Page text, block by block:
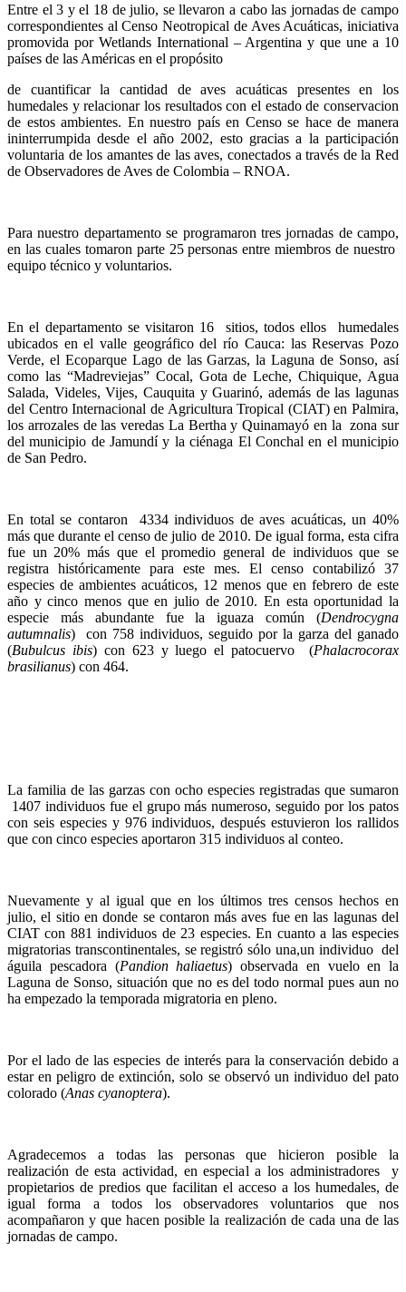
Entre el 3 y el 18 de julio, se llevaron a cabo las jornadas de campo
correspondientes al Censo Neotropical de Aves Acuáticas, iniciativa
promovida por Wetlands International – Argentina y que une a 10
países de las Américas en el propósito
de cuantificar la cantidad de aves acuáticas presentes en los
humedales y relacionar los resultados con el estado de conservacion
de estos ambientes. En nuestro país en Censo se hace de manera
ininterrumpida desde el año 2002, esto gracias a la participación
voluntaria de los amantes de las aves, conectados a través de la Red
de Observadores de Aves de Colombia – RNOA.
Para nuestro departamento se programaron tres jornadas de campo,
en las cuales tomaron parte 25 personas entre miembros de nuestro
equipo técnico y voluntarios.
En el departamento se visitaron 16 sitios, todos ellos humedales
ubicados en el valle geográfico del río Cauca: las Reservas Pozo
Verde, el Ecoparque Lago de las Garzas, la Laguna de Sonso, así
como las “Madreviejas” Cocal, Gota de Leche, Chiquique, Agua
Salada, Videles, Vijes, Cauquita y Guarinó, además de las lagunas
del Centro Internacional de Agricultura Tropical (CIAT) en Palmira,
los arrozales de las veredas La Bertha y Quinamayó en la zona sur
del municipio de Jamundí y la ciénaga El Conchal en el municipio
de San Pedro.
En total se contaron 4334 individuos de aves acuáticas, un 40%
más que durante el censo de julio de 2010. De igual forma, esta cifra
fue un 20% más que el promedio general de individuos que se
registra históricamente para este mes. El censo contabilizó 37
especies de ambientes acuáticos, 12 menos que en febrero de este
año y cinco menos que en julio de 2010. En esta oportunidad la
especie más abundante fue la iguaza común (Dendrocygna
autumnalis) con 758 individuos, seguido por la garza del ganado
(Bubulcus ibis) con 623 y luego el patocuervo (Phalacrocorax
brasilianus) con 464.
La familia de las garzas con ocho especies registradas que sumaron
1407 individuos fue el grupo más numeroso, seguido por los patos
con seis especies y 976 individuos, después estuvieron los rallidos
que con cinco especies aportaron 315 individuos al conteo.
Nuevamente y al igual que en los últimos tres censos hechos en
julio, el sitio en donde se contaron más aves fue en las lagunas del
CIAT con 881 individuos de 23 especies. En cuanto a las especies
migratorias transcontinentales, se registró sólo una,un individuo del
águila pescadora (Pandion haliaetus) observada en vuelo en la
Laguna de Sonso, situación que no es del todo normal pues aun no
ha empezado la temporada migratoria en pleno.
Por el lado de las especies de interés para la conservación debido a
estar en peligro de extinción, solo se observó un individuo del pato
colorado (Anas cyanoptera).
Agradecemos a todas las personas que hicieron posible la
realización de esta actividad, en especial a los administradores y
propietarios de predios que facilitan el acceso a los humedales, de
igual forma a todos los observadores voluntarios que nos
acompañaron y que hacen posible la realización de cada una de las
jornadas de campo.